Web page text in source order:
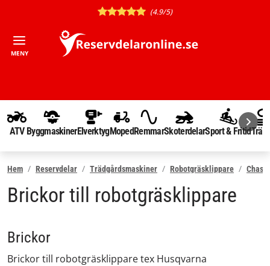
(4.9/5)
MENY
ATV ByggmaskinerElverktygMopedRemmarSkoterdelarSport & Fritid
Hem Reservdelar Trädgårdsmaskiner Robotgräsklippare Chassi
Brickor till robotgräsklippare
Brickor
Brickor till robotgräsklippare tex Husqvarna